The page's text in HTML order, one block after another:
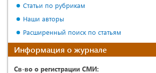
Статьи по рубрикам
Наши авторы
Расширенный поиск по статьям
Информация о журнале
Св-во о регистрации СМИ: